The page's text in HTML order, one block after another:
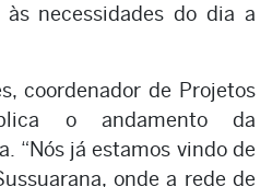
necessidades do dia a
coordenador de Projetos
o andamento da
“Nós já estamos vindo de
onde a rede de